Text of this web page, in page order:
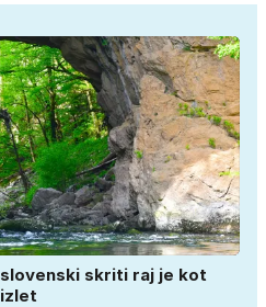
skriti raj je kot